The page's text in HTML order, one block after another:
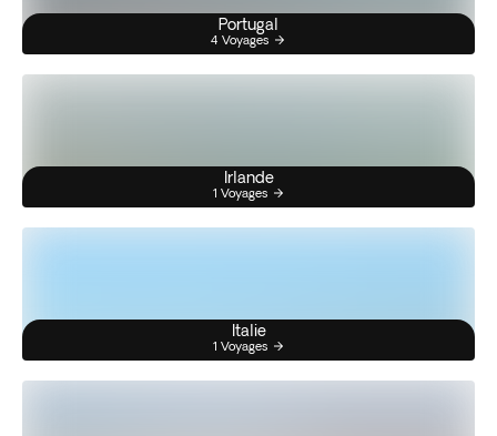
Portugal
4 Voyages
Irlande
1 Voyages
Italie
1 Voyages